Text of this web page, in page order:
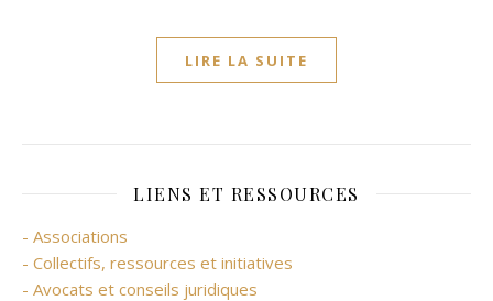
LIRE LA SUITE
LIENS ET RESSOURCES
- Associations
- Collectifs, ressources et initiatives
- Avocats et conseils juridiques